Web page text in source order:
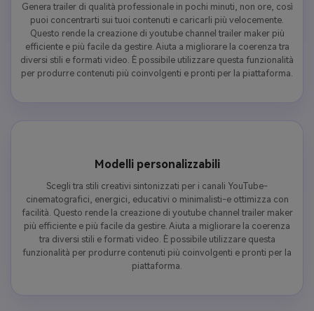
Genera trailer di qualità professionale in pochi minuti, non ore, così
puoi concentrarti sui tuoi contenuti e caricarli più velocemente.
Questo rende la creazione di youtube channel trailer maker più
efficiente e più facile da gestire. Aiuta a migliorare la coerenza tra
diversi stili e formati video. È possibile utilizzare questa funzionalità
per produrre contenuti più coinvolgenti e pronti per la piattaforma.
Modelli personalizzabili
Scegli tra stili creativi sintonizzati per i canali YouTube-
cinematografici, energici, educativi o minimalisti-e ottimizza con
facilità. Questo rende la creazione di youtube channel trailer maker
più efficiente e più facile da gestire. Aiuta a migliorare la coerenza
tra diversi stili e formati video. È possibile utilizzare questa
funzionalità per produrre contenuti più coinvolgenti e pronti per la
piattaforma.